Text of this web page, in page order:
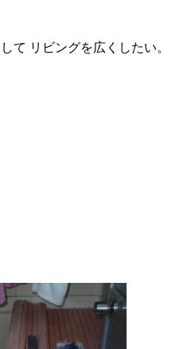
て リビングを広くしたい。